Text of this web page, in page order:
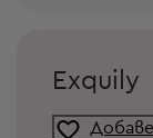
Exquily